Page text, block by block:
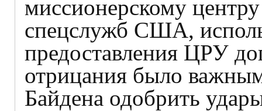
миссионерскому
спецслужб США,
предоставления ЦРУ
отрицания было
Байдена одобрить